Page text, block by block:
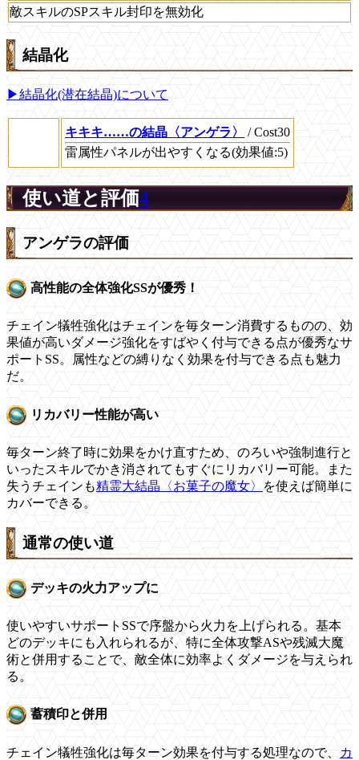
敵スキルのSPスキル封印を無効化
結晶化
▶結晶化(潜在結晶)について
キキキ……の結晶〈アンゲラ〉
/ Cost30
雷属性パネルが出やすくなる(効果値:5)
使い道と評価4
アンゲラの評価
高性能の全体強化SSが優秀！
チェイン犠牲強化はチェインを毎ターン消費するものの、効
果値が高いダメージ強化をすばやく付与できる点が優秀なサ
ポートSS。属性などの縛りなく効果を付与できる点も魅力
だ。
リカバリー性能が高い
毎ターン終了時に効果をかけ直すため、のろいや強制進行と
いったスキルでかき消されてもすぐにリカバリー可能。また
失うチェインも精霊大結晶〈お菓子の魔女〉 を使えば簡単に
カバーできる。
通常の使い道
デッキの火力アップに
使いやすいサポートSSで序盤から火力を上げられる。基本
どのデッキにも入れられるが、特に全体攻撃ASや残滅大魔
術と併用することで、敵全体に効率よくダメージを与えられ
る。
蓄積印と併用
チェイン犠牲強化は毎ターン効果を付与する処理なので、
カ